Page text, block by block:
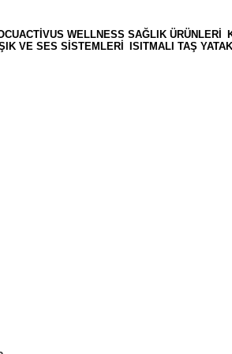
WELLNESS SAĞLIK ÜRÜNLERI
VE SES SISTEMLERI ISITMALI TAŞ